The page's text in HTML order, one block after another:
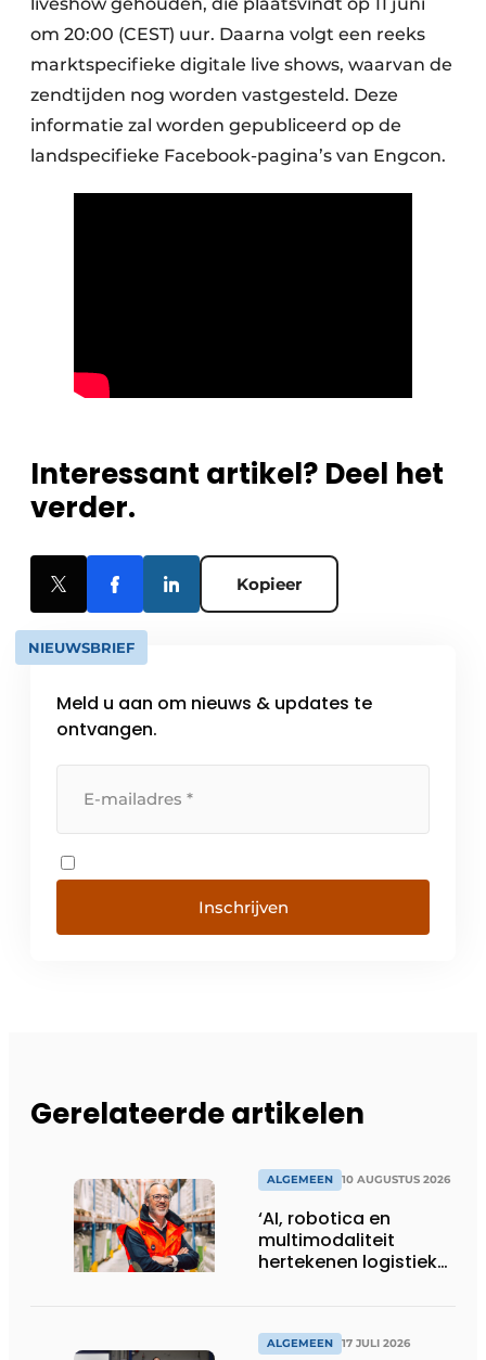
om 20:00 (CEST) uur. Daarna volgt een reeks
marktspecifieke digitale live shows, waarvan de
zendtijden nog worden vastgesteld. Deze
informatie zal worden gepubliceerd op de
landspecifieke Facebook-pagina’s van Engcon.
Interessant artikel? Deel het
verder.
Kopieer
NIEUWSBRIEF
Meld u aan om nieuws & updates te
ontvangen.
Inschrijven
Gerelateerde artikelen
ALGEMEEN 10 AUGUSTUS 2026
‘AI, robotica en
multimodaliteit
hertekenen logistieke
ALGEMEEN 17 JULI 2026